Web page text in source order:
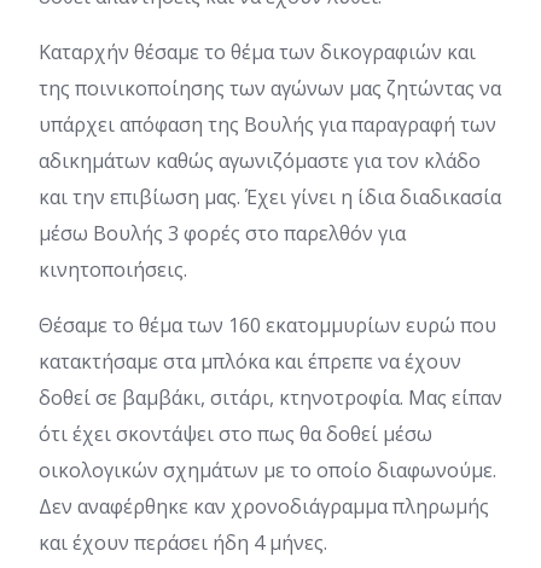
Καταρχήν θέσαμε το θέμα των δικογραφιών και
της ποινικοποίησης των αγώνων μας ζητώντας να
υπάρχει απόφαση της Βουλής για παραγραφή των
αδικημάτων καθώς αγωνιζόμαστε για τον κλάδο
και την επιβίωση μας. Έχει γίνει η ίδια διαδικασία
μέσω Βουλής 3 φορές στο παρελθόν για
κινητοποιήσεις.
Θέσαμε το θέμα των 160 εκατομμυρίων ευρώ που
κατακτήσαμε στα μπλόκα και έπρεπε να έχουν
δοθεί σε βαμβάκι, σιτάρι, κτηνοτροφία. Μας είπαν
ότι έχει σκοντάψει στο πως θα δοθεί μέσω
οικολογικών σχημάτων με το οποίο διαφωνούμε.
Δεν αναφέρθηκε καν χρονοδιάγραμμα πληρωμής
και έχουν περάσει ήδη 4 μήνες.